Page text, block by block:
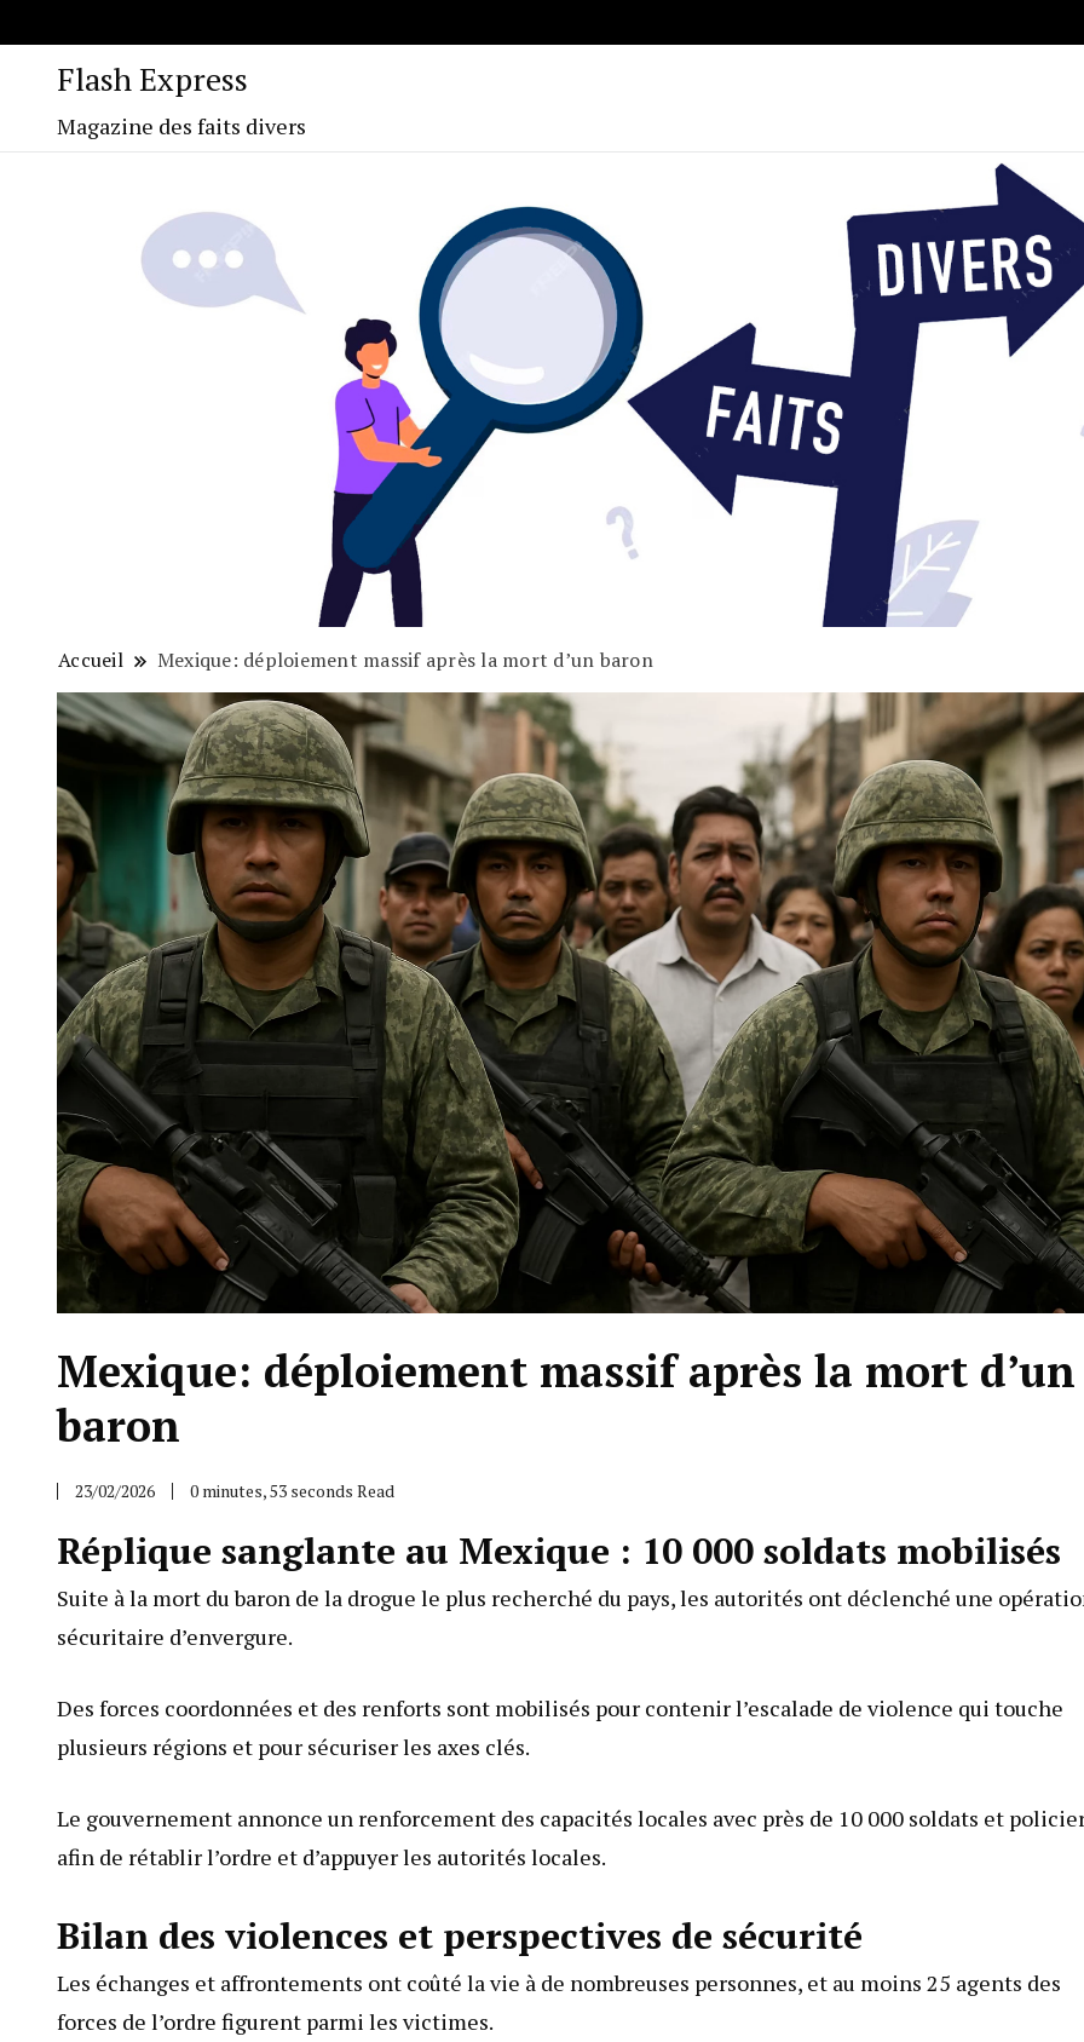
Flash Express
Magazine des faits divers
Accueil Mexique: déploiement massif après la mort d’un baron
Mexique: déploiement massif après la mort d’un
baron
23/02/2026 0 minutes, 53 seconds Read
Réplique sanglante au Mexique : 10 000 soldats mobilisés
Suite à la mort du baron de la drogue le plus recherché du pays, les autorités ont déclenché une
sécuritaire d’envergure.
Des forces coordonnées et des renforts sont mobilisés pour contenir l’escalade de violence qui touche
plusieurs régions et pour sécuriser les axes clés.
Le gouvernement annonce un renforcement des capacités locales avec près de 10 000 soldats et
afin de rétablir l’ordre et d’appuyer les autorités locales.
Bilan des violences et perspectives de sécurité
Les échanges et affrontements ont coûté la vie à de nombreuses personnes, et au moins 25 agents des
forces de l’ordre figurent parmi les victimes.